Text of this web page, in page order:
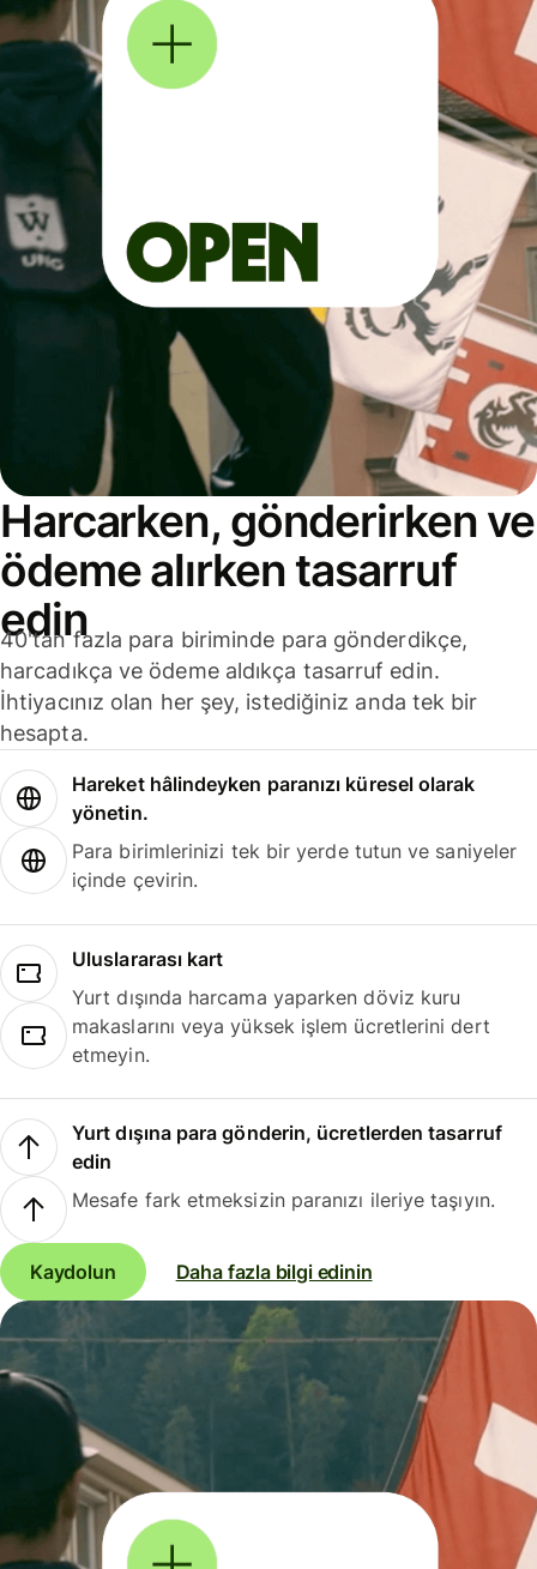
Harcarken, gönderirken ve
ödeme alırken tasarruf
edin
40'tan fazla para biriminde para gönderdikçe,
harcadıkça ve ödeme aldıkça tasarruf edin.
İhtiyacınız olan her şey, istediğiniz anda tek bir
hesapta.
Hareket hâlindeyken paranızı küresel olarak
yönetin.
Para birimlerinizi tek bir yerde tutun ve saniyeler
içinde çevirin.
Uluslararası kart
Yurt dışında harcama yaparken döviz kuru
makaslarını veya yüksek işlem ücretlerini dert
etmeyin.
Yurt dışına para gönderin, ücretlerden tasarruf
edin
Mesafe fark etmeksizin paranızı ileriye taşıyın.
Kaydolun Daha fazla bilgi edinin